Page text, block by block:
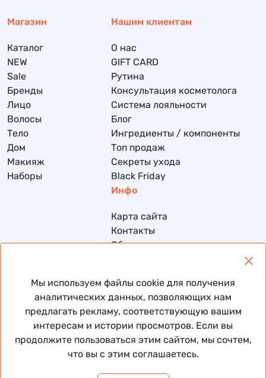
Магазин
Каталог
NEW
Sale
Бренды
Лицо
Волосы
Тело
Дом
Макияж
Наборы
Нашим клиентам
О нас
GIFT CARD
Рутина
Консультация косметолога
Система лояльности
Блог
Ингредиенты / компоненты
Топ продаж
Секреты ухода
Black Friday
Инфо
Карта сайта
Контакты
Обмен и возврат
Договор публичной оферты
© 2026 Все права защищены
Мы используем файлы cookie для получения
аналитических данных, позволяющих нам
предлагать рекламу, соответствующую вашим
интересам и истории просмотров. Если вы
продолжите пользоваться этим сайтом, мы сочтем,
что вы с этим соглашаетесь.